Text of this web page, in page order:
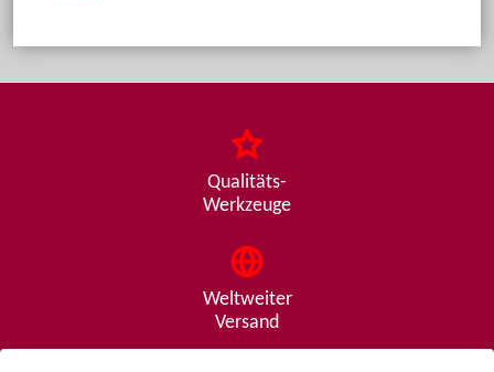
Qualitäts-
Werkzeuge
Weltweiter
Versand